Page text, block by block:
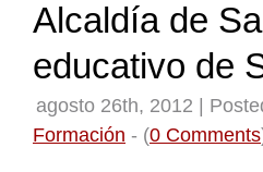
Alcaldía de
educativo de
agosto 26th, 2012 |
Formación - (0 Comments